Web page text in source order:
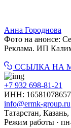
Анна Городнова
Фото на анонсе:
Реклама. ИП
ССЫЛКА НА
+7 932 698-81-21
ИНН:
info@ermk-group.ru
Татарстан,
Режим работы ·